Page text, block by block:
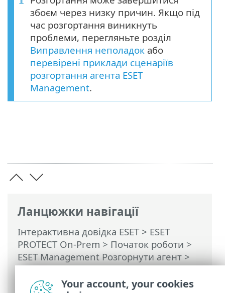
Ланцюжки навігації
Інтерактивна довідка ESET> ESET
PROTECT On-Prem > Початок роботи >
ESET Management Pозгорнути агент>
Віддалене розгортання>ESET Remote
Deployment Tool> Додавання
збоєм через низку причин. Якщо під
час розгортання виникнуть
проблеми, перегляньте розділ
Виправлення неполадок або
перевірені приклади сценаріїв
розгортання агента ESET
Management.
Your account, your cookies